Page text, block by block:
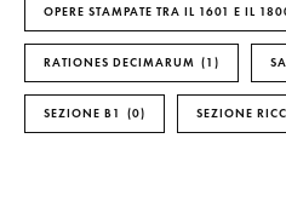
OPERE STAMPATE TRA IL 1601 E IL
RATIONES DECIMARUM 1
SEZIONE B1 0 SEZIONE